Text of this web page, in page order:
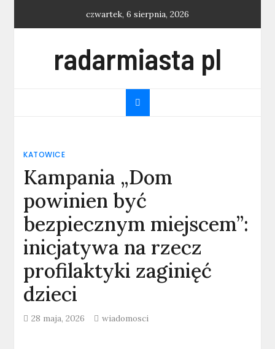
czwartek, 6 sierpnia, 2026
radarmiasta pl
KATOWICE
Kampania „Dom
powinien być
bezpiecznym miejscem”:
inicjatywa na rzecz
profilaktyki zaginięć
dzieci
28 maja, 2026 wiadomosci